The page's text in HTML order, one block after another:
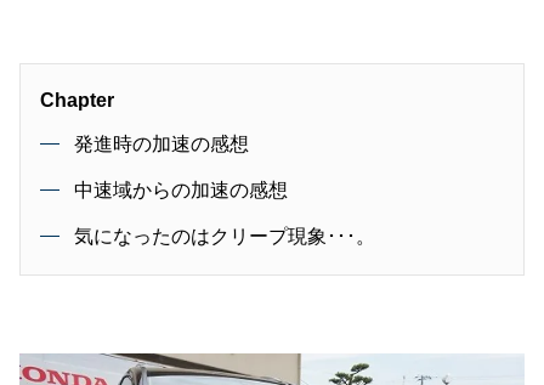
Chapter
発進時の加速の感想
中速域からの加速の感想
気になったのはクリープ現象･･･。